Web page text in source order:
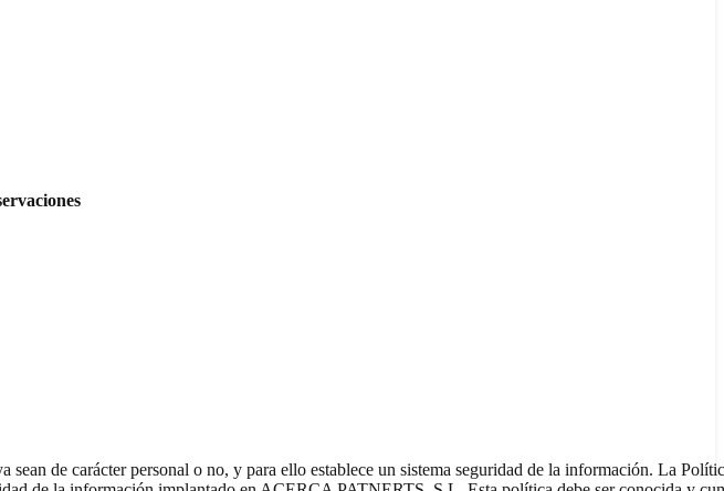
de carácter personal o no, y para ello establece un sistema seguridad de la información. La